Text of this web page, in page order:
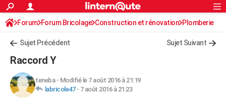
ACTUALITÉS
Politique
Société
Faits Divers
Education
Monde
Villes
+
FINANCE
Retraite
Impôts
Epargne
Immobilier
Risques naturels par ville
Banque
Assurance
Crédit
AUTO
Rechercher
S'inscrire
Connexion
Forum Forum Bricolage Construction et rénovation Plomberie
Sujet Précédent Sujet Suivant
Raccord Y
teneba- Modifié le 7 août 2016 à 21:19
labricole47- 7 août 2016 à 21:23